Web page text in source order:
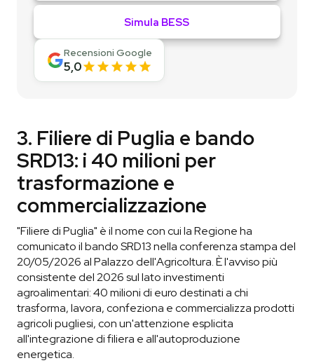
Simula BESS
Recensioni Google
5,0
3. Filiere di Puglia e bando
SRD13: i 40 milioni per
trasformazione e
commercializzazione
"Filiere di Puglia" è il nome con cui la Regione ha
comunicato il bando SRD13 nella conferenza stampa del
20/05/2026 al Palazzo dell'Agricoltura. È l'avviso più
consistente del 2026 sul lato investimenti
agroalimentari: 40 milioni di euro destinati a chi
trasforma, lavora, confeziona e commercializza prodotti
agricoli pugliesi, con un'attenzione esplicita
all'integrazione di filiera e all'autoproduzione
energetica.